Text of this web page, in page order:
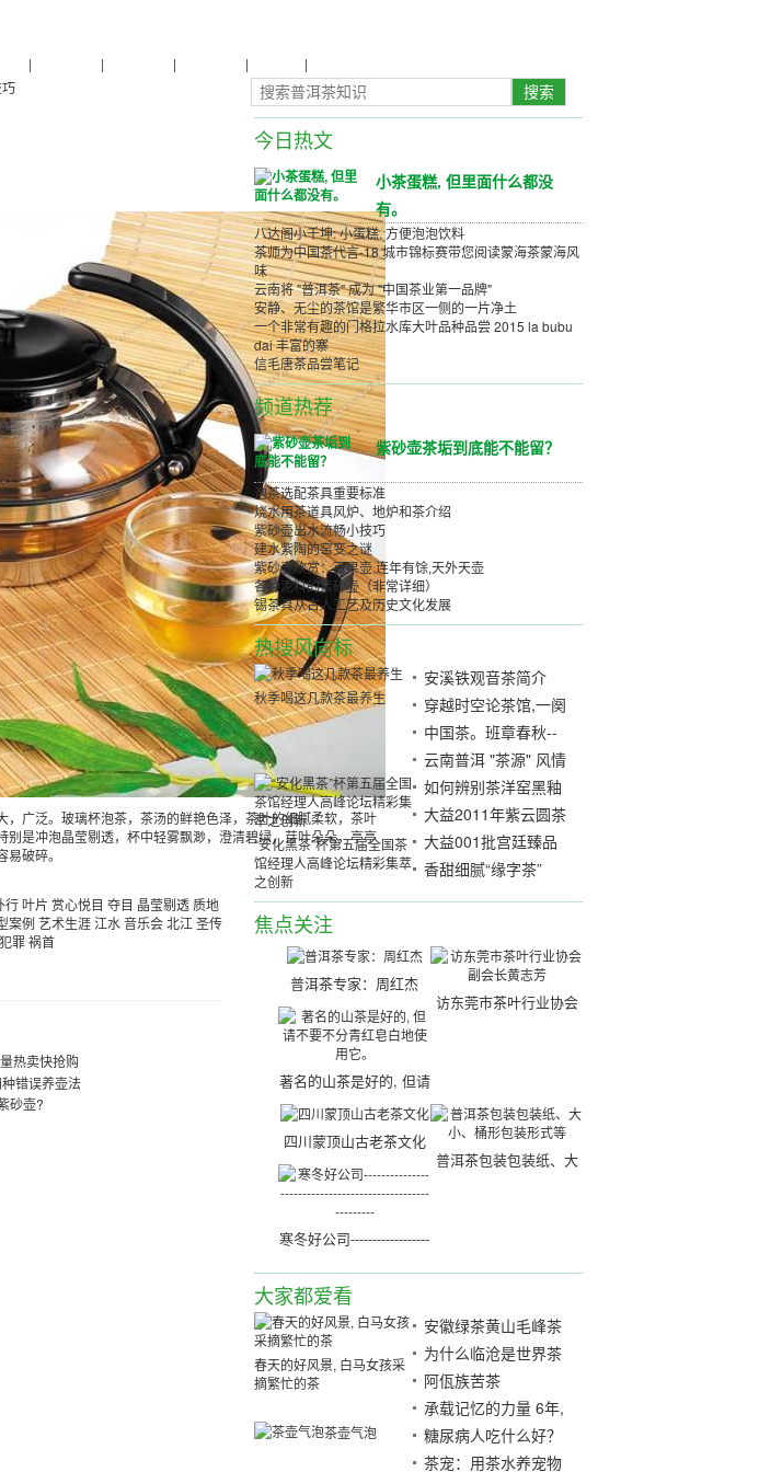
| | | | |
广泛。玻璃杯泡茶，茶汤的鲜艳色泽，茶叶的细腻柔软，茶叶
是冲泡晶莹剔透，杯中轻雾飘渺，澄清碧绿，芽叶朵朵，亭亭
破碎。
行 叶片 赏心悦目 夺目 晶莹剔透 质地
案例 艺术生涯江水音乐会北江 圣传
犯罪祸首
热卖快抢购
错误养壶法
砂壶?
今日热文
小茶蛋糕, 但里面什么都没
有。
八达阁小千坤: 小蛋糕, 方便泡泡饮料
茶师为中国茶代言-18 城市锦标赛带您阅读蒙海茶蒙海风
味
云南将 "普洱茶" 成为 "中国茶业第一品牌"
安静、无尘的茶馆是繁华市区一侧的一片净土
一个非常有趣的门格拉水库大叶品种品尝 2015 la bubu
dai 丰富的寨
信毛唐茶品尝笔记
频道热荐
紫砂壶茶垢到底能不能留？
泡茶选配茶具重要标准
烧水用茶道具风炉、地炉和茶介绍
紫砂壶出水流畅小技巧
建水紫陶的窑变之谜
紫砂壶欣赏：百果壶,连年有馀,天外天壶
各种泥料的紫砂壶（非常详细）
锡茶具从古人工艺及历史文化发展
热搜风向标
秋季喝这几款茶最养生
安溪铁观音茶简介
穿越时空论茶馆,一阕
宋词饮春秋
中国茶。班章春秋--
茶春秋产品
云南普洱 "茶源" 风情
在上海豫园揭幕
“安化黑茶”杯第五届全国茶
馆经理人高峰论坛精彩集萃
之创新
如何辨别茶洋窑黑釉
盏与建盏
大益2011年紫云圆茶
开汤品鉴
大益001批宫廷臻品
熟茶开汤
香甜细腻“缘字茶”
焦点关注
访东莞市茶叶行业协会
普洱茶专家：周红杰
著名的山茶是好的, 但请
不要不分青红皂白地使
用它。
普洱茶包装包装纸、大
四川蒙顶山古老茶文化
寒冬好公司------------------
------
大家都爱看
春天的好风景, 白马女孩采
摘繁忙的茶
安徽绿茶黄山毛峰茶
简介
为什么临沧是世界茶
基因池？
阿佤族苦茶
承载记忆的力量 6年,
双陈普 "2012 龙腾府
保湿" 的口味如何转
茶壶气泡
糖尿病人吃什么好？
安化黑茶
茶宠：用茶水养宠物